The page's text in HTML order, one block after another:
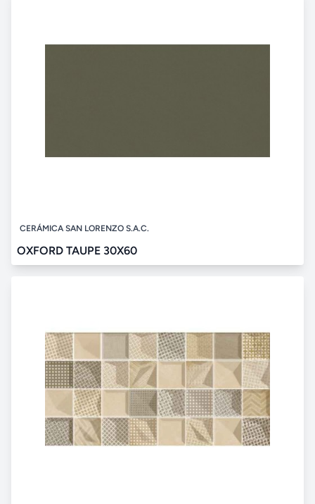
CERÁMICA SAN LORENZO S.A.C.
OXFORD TAUPE 30X60